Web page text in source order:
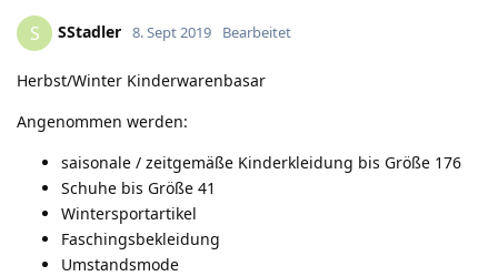
S SStadler 8. Sept 2019 Bearbeitet
Herbst/Winter Kinderwarenbasar
Angenommen werden:
saisonale / zeitgemäße Kinderkleidung bis Größe 176
Schuhe bis Größe 41
Wintersportartikel
Faschingsbekleidung
Umstandsmode